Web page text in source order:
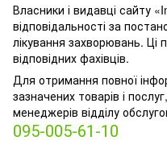
Власники і видавці сайту
відповідальності за
лікування захворювань. Ці
відповідних фахівців.
Для отримання повної
зазначених товарів і
менеджерів відділу
095-005-61-10